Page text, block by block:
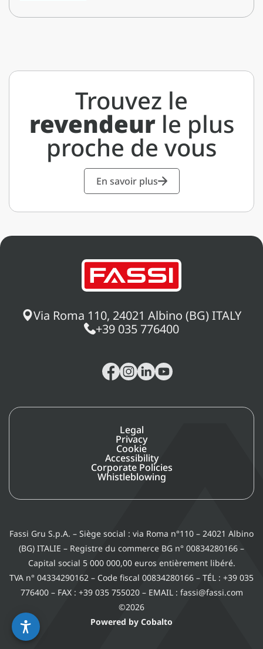
Trouvez le
revendeurle plus
proche de vous
En savoir plus
Via Roma 110, 24021 Albino (BG) ITALY
+39 035 776400
Legal
Privacy
Cookie
Accessibility
Corporate Policies
Whistleblowing
Fassi Gru S.p.A. – Siège social : via Roma n°110 – 24021 Albino
(BG) ITALIE – Registre du commerce BG n° 00834280166 –
Capital social 5 000 000,00 euros entièrement libéré.
TVA n° 04334290162 – Code fiscal 00834280166 – TÉL : +39 035
776400 – FAX : +39 035 755020 – EMAIL : fassi@fassi.com
©2026
Powered by Cobalto